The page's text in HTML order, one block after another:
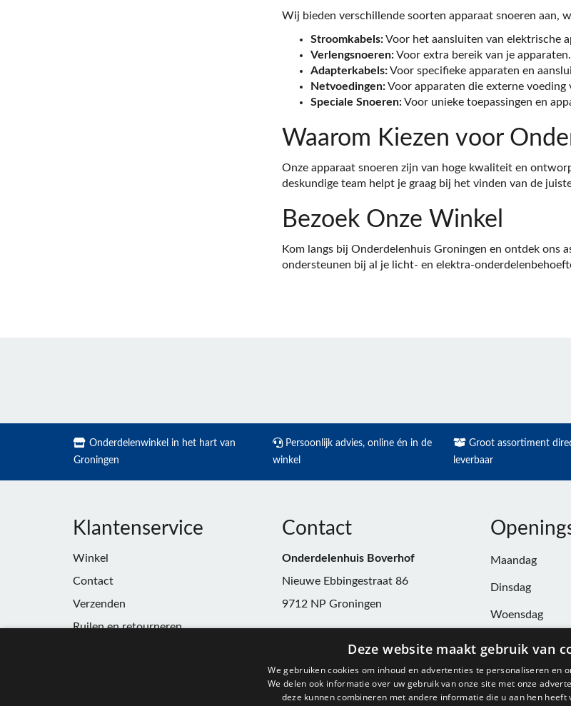
Wij bieden verschillende soorten apparaat snoeren aan,
Stroomkabels:Voor het aansluiten van elektrische
Verlengsnoeren:Voor extra bereik van je apparaten.
Adapterkabels:Voor specifieke apparaten en
Netvoedingen:Voor apparaten die externe voeding
Speciale Snoeren:Voor unieke toepassingen en
Waarom Kiezen voor
Onze apparaat snoeren zijn van hoge kwaliteit en
deskundige team helpt je graag bij het vinden van de
Bezoek Onze Winkel
Kom langs bij Onderdelenhuis Groningen en ontdek ons
ondersteunen bij al je licht- en elektra-
Onderdelenwinkel in het hart van
Groningen
Persoonlijk advies, online én in de
winkel
Groot assortiment
leverbaar
Klantenservice
Winkel
Contact
Verzenden
Ruilen en retourneren
Contact
Onderdelenhuis Boverhof
Nieuwe Ebbingestraat 86
9712 NP Groningen
winkel@onderdelenhuisgroningen.nl
Maandag
Dinsdag
Woensdag
Donderdag
Vrijdag
Zaterdag
Deze website maakt gebruik van
We gebruiken cookies om inhoud en advertenties te personaliseren en
We delen ook informatie over uw gebruik van onze site met onze
deze kunnen combineren met andere informatie die u aan hen